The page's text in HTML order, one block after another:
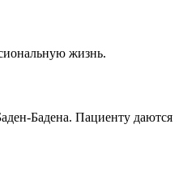
жизнь.
Бадена. Пациенту даются